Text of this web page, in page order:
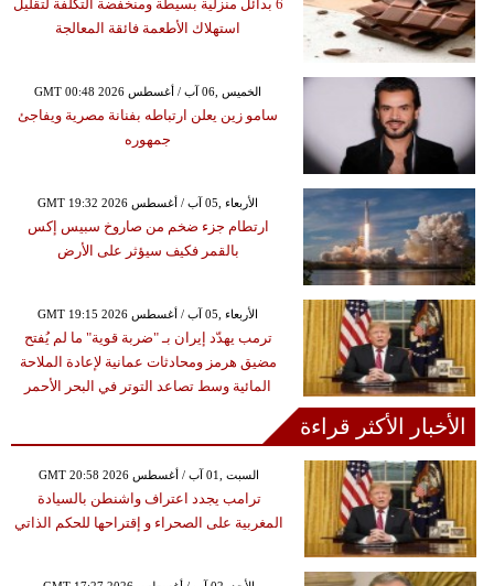
6 بدائل منزلية بسيطة ومنخفضة التكلفة لتقليل
استهلاك الأطعمة فائقة المعالجة
GMT 00:48 2026 الخميس ,06 آب / أغسطس
سامو زين يعلن ارتباطه بفنانة مصرية ويفاجئ
جمهوره
GMT 19:32 2026 الأربعاء ,05 آب / أغسطس
ارتطام جزء ضخم من صاروخ سبيس إكس
بالقمر فكيف سيؤثر على الأرض
GMT 19:15 2026 الأربعاء ,05 آب / أغسطس
ترمب يهدّد إيران بـ "ضربة قوية" ما لم يُفتح
مضيق هرمز ومحادثات عمانية لإعادة الملاحة
المائية وسط تصاعد التوتر في البحر الأحمر
الأخبار الأكثر قراءة
GMT 20:58 2026 السبت ,01 آب / أغسطس
ترامب يجدد اعتراف واشنطن بالسيادة
المغربية على الصحراء و إقتراحها للحكم الذاتي